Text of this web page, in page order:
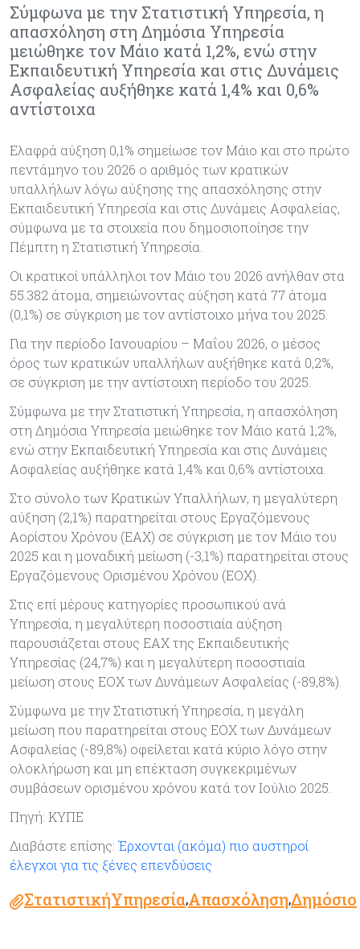
Σύμφωνα με την Στατιστική Υπηρεσία, η
απασχόληση στη Δημόσια Υπηρεσία
μειώθηκε τον Μάιο κατά 1,2%, ενώ στην
Εκπαιδευτική Υπηρεσία και στις Δυνάμεις
Ασφαλείας αυξήθηκε κατά 1,4% και 0,6%
αντίστοιχα
Ελαφρά αύξηση 0,1% σημείωσε τον Μάιο και στο πρώτο
πεντάμηνο του 2026 ο αριθμός των κρατικών
υπαλλήλων λόγω αύξησης της απασχόλησης στην
Εκπαιδευτική Υπηρεσία και στις Δυνάμεις Ασφαλείας,
σύμφωνα με τα στοιχεία που δημοσιοποίησε την
Πέμπτη η Στατιστική Υπηρεσία.
Οι κρατικοί υπάλληλοι τον Μάιο του 2026 ανήλθαν στα
55.382 άτομα, σημειώνοντας αύξηση κατά 77 άτομα
(0,1%) σε σύγκριση με τον αντίστοιχο μήνα του 2025.
Για την περίοδο Ιανουαρίου – Μαΐου 2026, ο μέσος
όρος των κρατικών υπαλλήλων αυξήθηκε κατά 0,2%,
σε σύγκριση με την αντίστοιχη περίοδο του 2025.
Σύμφωνα με την Στατιστική Υπηρεσία, η απασχόληση
στη Δημόσια Υπηρεσία μειώθηκε τον Μάιο κατά 1,2%,
ενώ στην Εκπαιδευτική Υπηρεσία και στις Δυνάμεις
Ασφαλείας αυξήθηκε κατά 1,4% και 0,6% αντίστοιχα.
Στο σύνολο των Κρατικών Υπαλλήλων, η μεγαλύτερη
αύξηση (2,1%) παρατηρείται στους Εργαζόμενους
Αορίστου Χρόνου (ΕΑΧ) σε σύγκριση με τον Μάιο του
2025 και η μοναδική μείωση (-3,1%) παρατηρείται στους
Εργαζόμενους Ορισμένου Χρόνου (ΕΟΧ).
Στις επί μέρους κατηγορίες προσωπικού ανά
Υπηρεσία, η μεγαλύτερη ποσοστιαία αύξηση
παρουσιάζεται στους ΕΑΧ της Εκπαιδευτικής
Υπηρεσίας (24,7%) και η μεγαλύτερη ποσοστιαία
μείωση στους EOX των Δυνάμεων Ασφαλείας (-89,8%).
Σύμφωνα με την Στατιστική Υπηρεσία, η μεγάλη
μείωση που παρατηρείται στους ΕΟΧ των Δυνάμεων
Ασφαλείας (-89,8%) οφείλεται κατά κύριο λόγο στην
ολοκλήρωση και μη επέκταση συγκεκριμένων
συμβάσεων ορισμένου χρόνου κατά τον Ιούλιο 2025.
Πηγή: ΚΥΠΕ
Διαβάστε επίσης: Έρχονται (ακόμα) πιο αυστηροί
έλεγχοι για τις ξένες επενδύσεις
ΣτατιστικήΥπηρεσία,Απασχόληση,Δημόσιο